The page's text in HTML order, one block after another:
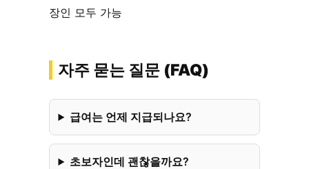
장인 모두 가능
자주 묻는 질문 (FAQ)
급여는 언제 지급되나요?
초보자인데 괜찮을까요?